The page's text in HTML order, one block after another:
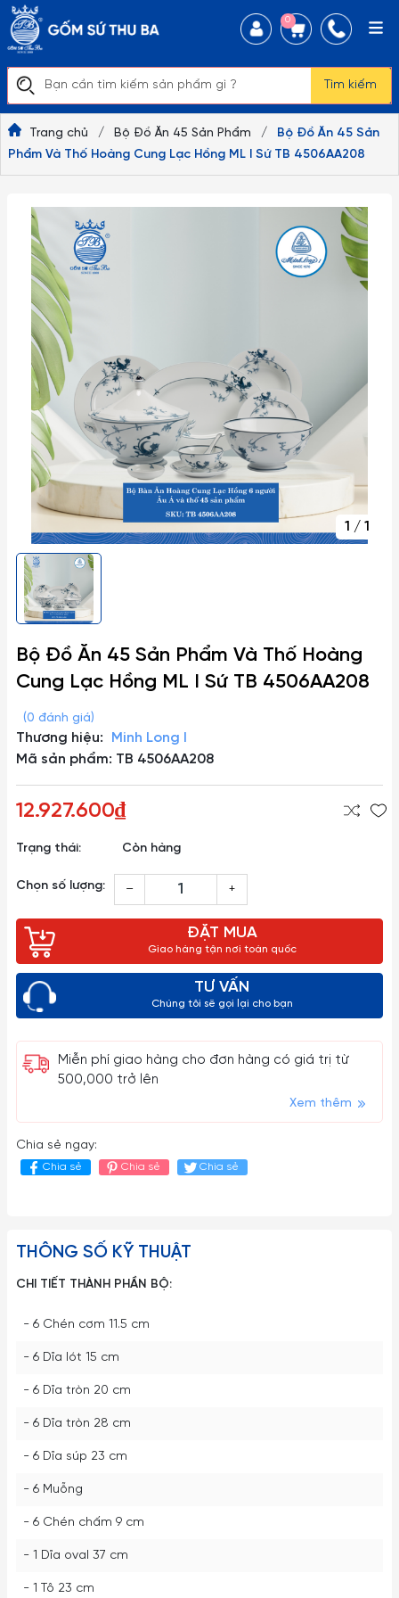
Tìm kiếm
0
Trang chủ / Bộ Đồ Ăn 45 Sản Phẩm /
Bộ Đồ Ăn 45 Sản
Phẩm Và Thố Hoàng Cung Lạc Hồng ML I Sứ TB 4506AA208
1 / 1
Bộ Đồ Ăn 45 Sản Phẩm Và Thố Hoàng
Cung Lạc Hồng ML I Sứ TB 4506AA208
(0 đánh giá)
Thương hiệu:
Minh Long I
Mã sản phẩm: TB 4506AA208
12.927.600₫
Trạng thái: Còn hàng
Chọn số lượng: – +
ĐẶT MUA
Giao hàng tận nơi toàn quốc
TƯ VẤN
Chúng tôi sẽ gọi lại cho bạn
Miễn phí giao hàng cho đơn hàng có giá trị từ
500,000 trở lên
Xem thêm
Chia sẻ ngay:
Chia sẻ Chia sẻ Chia sẻ
THÔNG SỐ KỸ THUẬT
CHI TIẾT THÀNH PHẦN BỘ:
- 6 Chén cơm 11.5 cm
- 6 Dĩa lót 15 cm
- 6 Dĩa tròn 20 cm
- 6 Dĩa tròn 28 cm
- 6 Dĩa súp 23 cm
- 6 Muỗng
- 6 Chén chấm 9 cm
- 1 Dĩa oval 37 cm
- 1 Tô 23 cm